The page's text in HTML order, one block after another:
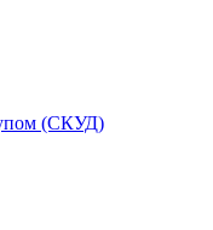
(СКУД)